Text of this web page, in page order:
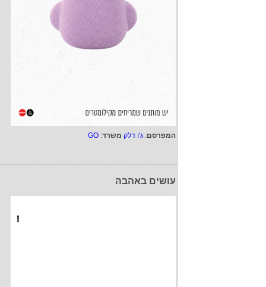
המפרסם: ג'ו דלק משרד:
GO
עושים באהבה